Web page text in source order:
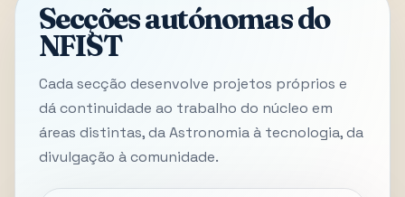
Secções autónomas do
NFIST
Cada secção desenvolve projetos próprios e
dá continuidade ao trabalho do núcleo em
áreas distintas, da Astronomia à tecnologia, da
divulgação à comunidade.